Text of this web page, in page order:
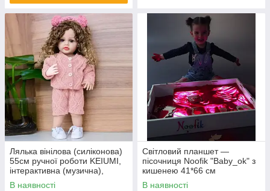
Лялька вінілова (силіконова)
55см ручної роботи KEIUMI,
інтерактивна (музична),
Reborn Baby Doll 59
В наявності
Світловий планшет —
пісочниця Noofik "Baby_ok" з
кишенею 41*66 см
В наявності